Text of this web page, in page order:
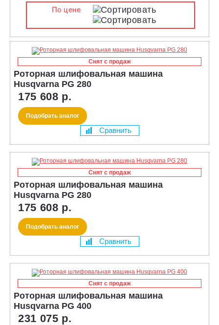
По цене
Снят с продаж
Роторная шлифовальная машина
Husqvarna PG 280
175 608 р.
Подобрать аналог
Сравнить
Снят с продаж
Роторная шлифовальная машина
Husqvarna PG 280
175 608 р.
Подобрать аналог
Сравнить
Снят с продаж
Роторная шлифовальная машина
Husqvarna PG 400
231 075 р.